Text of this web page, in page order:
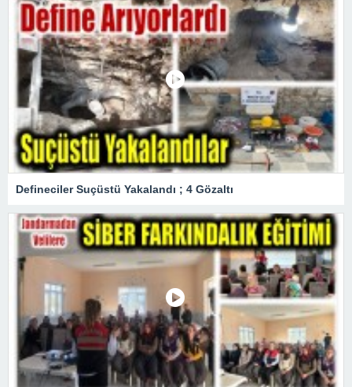
Defineciler Suçüstü Yakalandı ; 4 Gözaltı